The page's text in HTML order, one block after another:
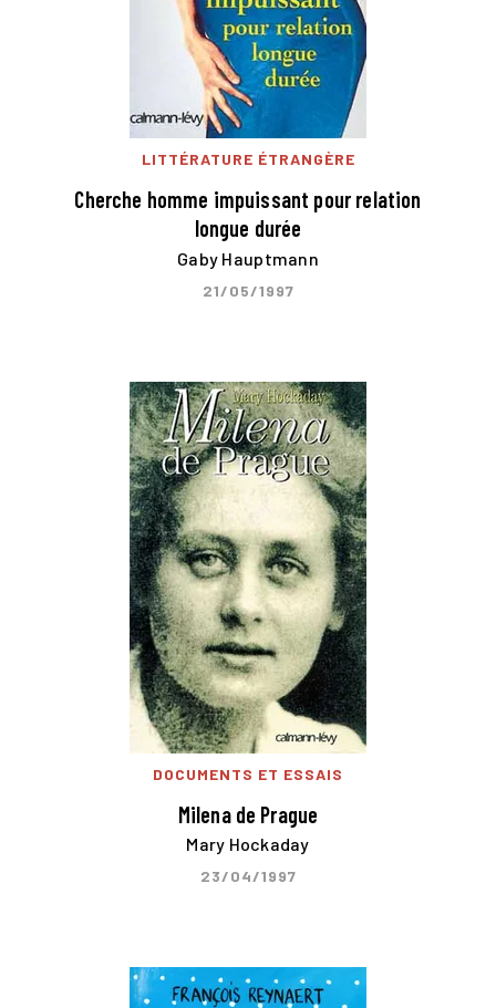
LITTÉRATURE ÉTRANGÈRE
Cherche homme impuissant pour relation
longue durée
Gaby Hauptmann
21/05/1997
DOCUMENTS ET ESSAIS
Milena de Prague
Mary Hockaday
23/04/1997